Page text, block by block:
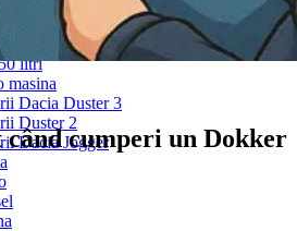
Auto
Litri
Litri
litri
masina
Dacia Duster 3
Duster 2
Dacia Jogger
când cumperi un Dokker